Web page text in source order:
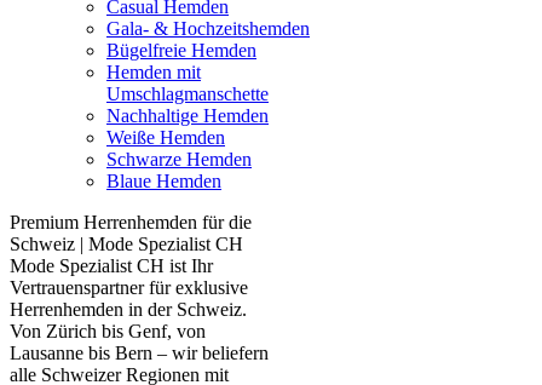
Casual Hemden
Gala- & Hochzeitshemden
Bügelfreie Hemden
Hemden mit
Umschlagmanschette
Nachhaltige Hemden
Weiße Hemden
Schwarze Hemden
Blaue Hemden
Premium Herrenhemden für die
Schweiz | Mode Spezialist CH
Mode Spezialist CH ist Ihr
Vertrauenspartner für exklusive
Herrenhemden in der Schweiz.
Von Zürich bis Genf, von
Lausanne bis Bern – wir beliefern
alle Schweizer Regionen mit